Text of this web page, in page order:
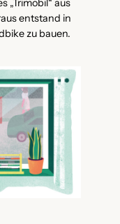
„Trimobil“ aus
entstand in
zu bauen.